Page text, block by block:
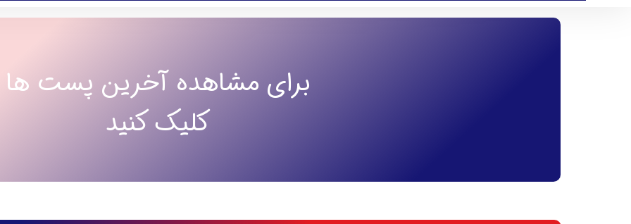
لباس نوزاد تا نوجوان
برای مشاهده آخرین پست ها
کلیک کنید